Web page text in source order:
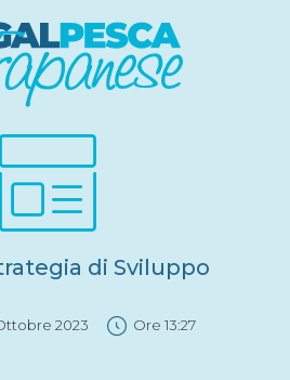
di Sviluppo
2023 Ore 13:27